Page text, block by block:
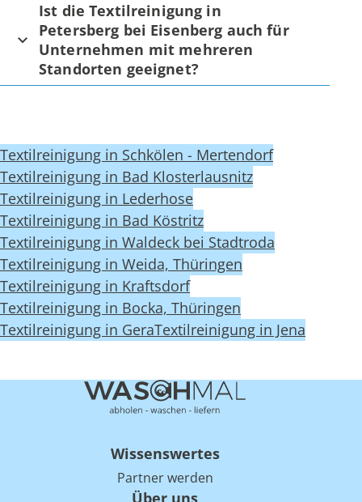
Ist die Textilreinigung in
Petersberg bei Eisenberg auch für
Unternehmen mit mehreren
Standorten geeignet?
Textilreinigung in Schkölen - Mertendorf
Textilreinigung in Bad Klosterlausnitz
Textilreinigung in Lederhose
Textilreinigung in Bad Köstritz
Textilreinigung in Waldeck bei Stadtroda
Textilreinigung in Weida, Thüringen
Textilreinigung in Kraftsdorf
Textilreinigung in Bocka, Thüringen
Textilreinigung in GeraTextilreinigung in Jena
Wissenswertes
Partner werden